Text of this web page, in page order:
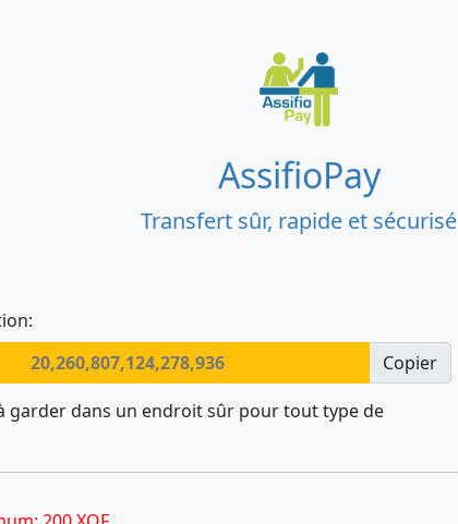
AssifioPay
Transfert sûr, rapide et sécurisé
20,260,807,124,278,936
Copier
garder dans un endroit sûr pour tout type de